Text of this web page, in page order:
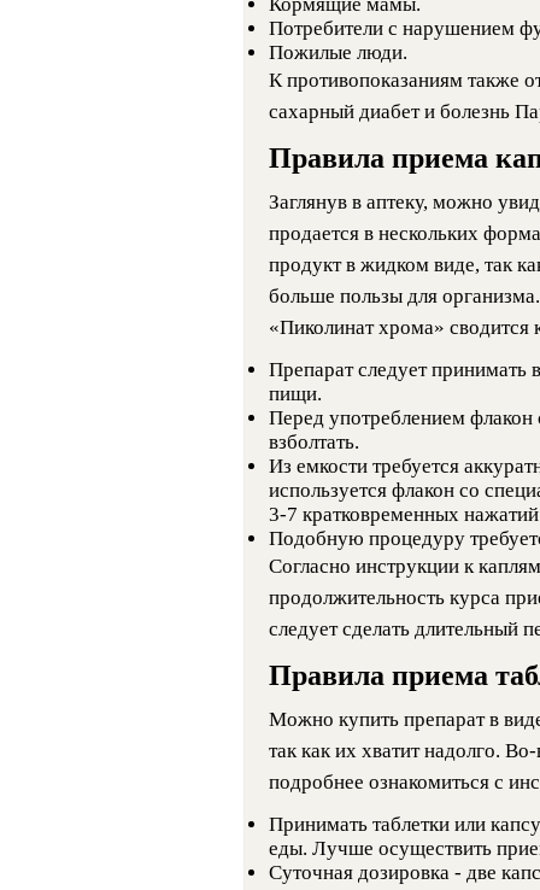
Кормящие мамы.
Потребители с нарушением
Пожилые люди.
К противопоказаниям также
сахарный диабет и болезнь
Правила приема
Заглянув в аптеку, можно
продается в нескольких
продукт в жидком виде, так
больше пользы для
«Пиколинат хрома»
Препарат следует принимать
пищи.
Перед употреблением
взболтать.
Из емкости требуется
используется флакон со
3-7 кратковременных
Подобную процедуру
Согласно инструкции к
продолжительность курса
следует сделать длительный
Правила приема
Можно купить препарат в
так как их хватит надолго.
подробнее ознакомиться с
Принимать таблетки или
еды. Лучше осуществить
Суточная дозировка - две